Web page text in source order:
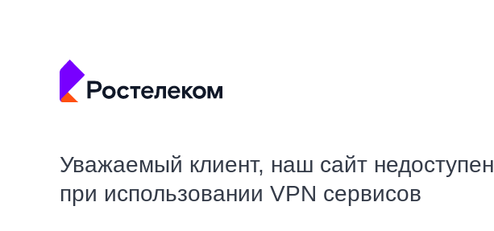
Уважаемый клиент, наш сайт недоступен
при использовании VPN сервисов